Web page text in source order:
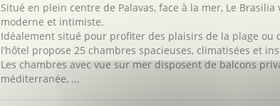
Situé en plein centre de Palavas, face à la mer, Le
moderne et intimiste.
Idéalement situé pour profiter des plaisirs de la plage ou
l’hôtel propose 25 chambres spacieuses, climatisées et
Les chambres avec vue sur mer disposent de balcons
méditerranée, ...